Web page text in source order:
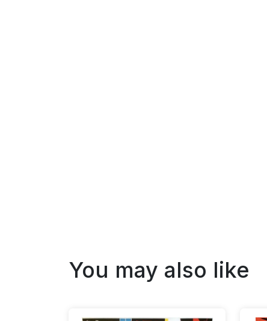
You may also like